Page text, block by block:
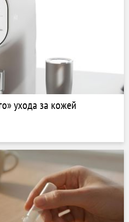
ухода за кожей